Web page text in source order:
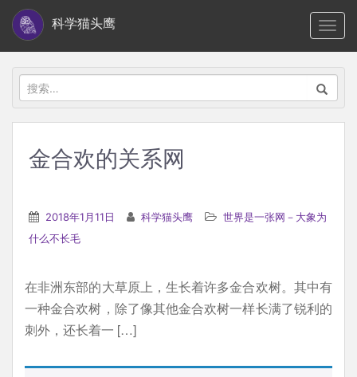
i
科学猫头鹰
搜
索：
金合欢的关系网
2018年1月11日 科学猫头鹰
世界是一张网－大象为
什么不长毛
在非洲东部的大草原上，生长着许多金合欢树。其中有
一种金合欢树，除了像其他金合欢树一样长满了锐利的
刺外，还长着一 […]